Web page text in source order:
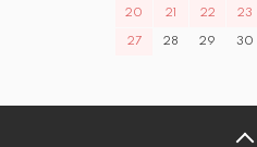
20 21 22 23
27 28 29 30